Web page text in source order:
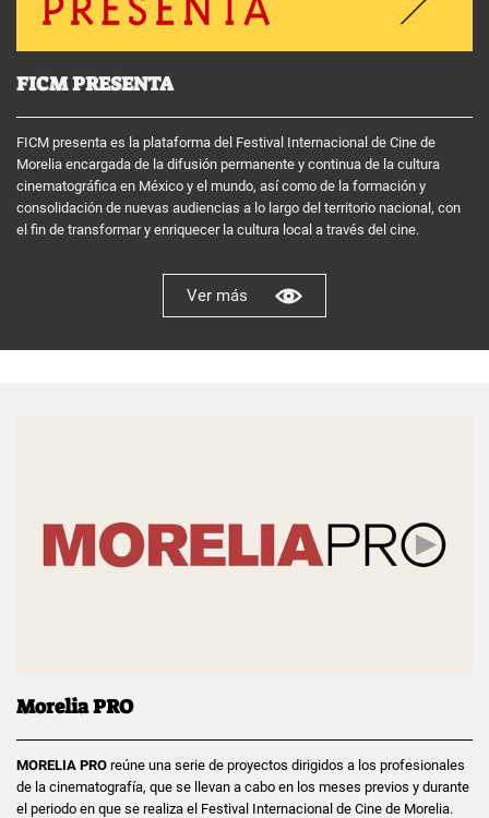
FICM PRESENTA
FICM presenta es la plataforma del Festival Internacional de Cine de
Morelia encargada de la difusión permanente y continua de la cultura
cinematográfica en México y el mundo, así como de la formación y
consolidación de nuevas audiencias a lo largo del territorio nacional, con
el fin de transformar y enriquecer la cultura local a través del cine.
Ver más
Morelia PRO
MORELIA PRO reúne una serie de proyectos dirigidos a los profesionales
de la cinematografía, que se llevan a cabo en los meses previos y durante
el periodo en que se realiza el Festival Internacional de Cine de Morelia.